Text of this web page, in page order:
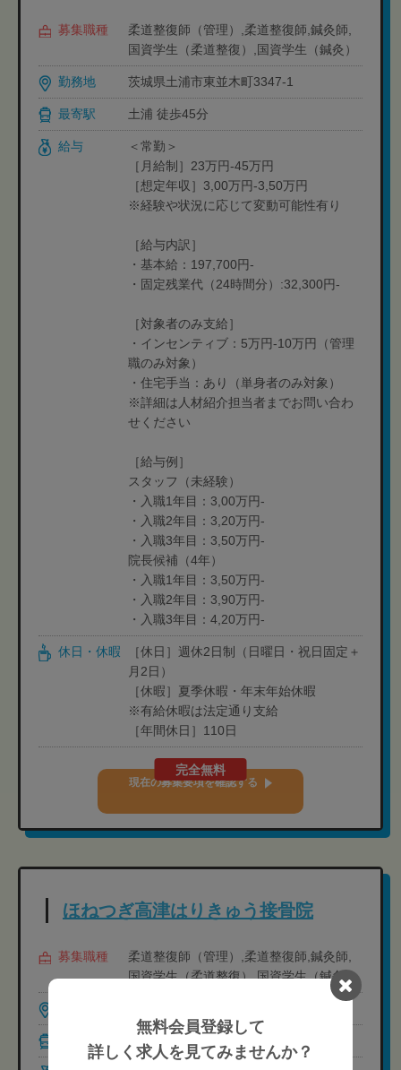
募集職種
柔道整復師（管理）,柔道整復師,鍼灸師,
国資学生（柔道整復）,国資学生（鍼灸）
勤務地 茨城県土浦市東並木町3347-1
最寄駅 土浦 徒歩45分
給与
＜常勤＞
［月給制］23万円-45万円
［想定年収］3,00万円-3,50万円
※経験や状況に応じて変動可能性有り
［給与内訳］
・基本給：197,700円-
・固定残業代（24時間分）:32,300円-
［対象者のみ支給］
・インセンティブ：5万円-10万円（管理
職のみ対象）
・住宅手当：あり（単身者のみ対象）
※詳細は人材紹介担当者までお問い合わ
せください
［給与例］
スタッフ（未経験）
・入職1年目：3,00万円-
・入職2年目：3,20万円-
・入職3年目：3,50万円-
院長候補（4年）
・入職1年目：3,50万円-
・入職2年目：3,90万円-
・入職3年目：4,20万円-
休日・休暇
［休日］週休2日制（日曜日・祝日固定＋
月2日）
［休暇］夏季休暇・年末年始休暇
※有給休暇は法定通り支給
［年間休日］110日
完全無料
現在の募集要項を確認する
ほねつぎ高津はりきゅう接骨院
募集職種
柔道整復師（管理）,柔道整復師,鍼灸師,
国資学生（柔道整復）,国資学生（鍼灸）
最寄駅 土浦 徒歩32分
無料会員登録して
詳しく求人を見てみませんか？